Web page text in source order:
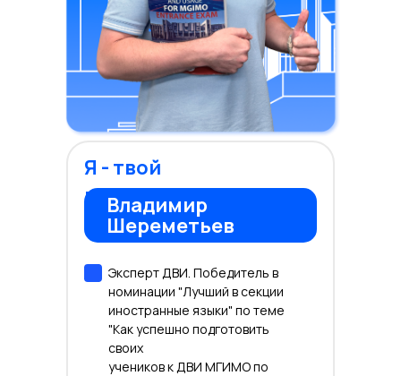
Я - твой
преподаватель
Владимир
Шереметьев
Эксперт ДВИ. Победитель в
номинации "Лучший в секции
иностранные языки" по теме
"Как успешно подготовить
своих
учеников к ДВИ МГИМО по